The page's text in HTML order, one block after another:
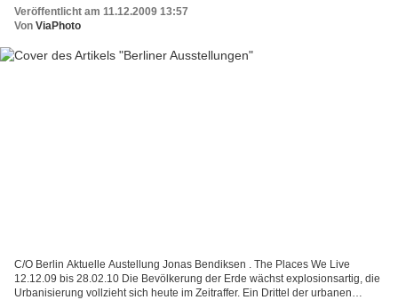
Veröffentlicht am 11.12.2009 13:57
Von ViaPhoto
C/O Berlin Aktuelle Austellung Jonas Bendiksen . The Places We Live
12.12.09 bis 28.02.10 Die Bevölkerung der Erde wächst explosionsartig, die
Urbanisierung vollzieht sich heute im Zeitraffer. Ein Drittel der urbanen